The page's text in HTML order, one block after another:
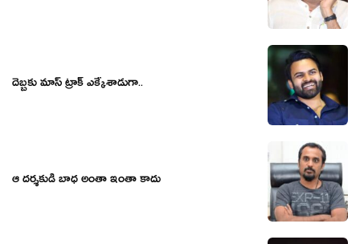
దెబ్బకు మాస్ ట్రాక్ ఎక్కేశాడుగా..
ఆ దర్శకుడి బాధ అంతా ఇంతా కాదు